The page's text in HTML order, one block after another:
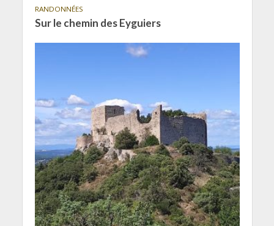
RANDONNÉES
Sur le chemin des Eyguiers